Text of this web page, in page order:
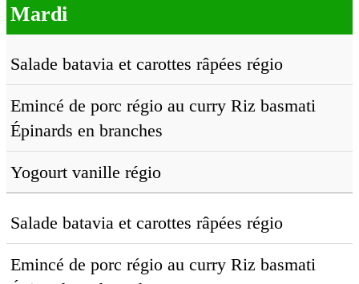
Mardi
Salade batavia et carottes râpées régio
Emincé de porc régio au curry Riz basmati
Épinards en branches
Yogourt vanille régio
Salade batavia et carottes râpées régio
Emincé de porc régio au curry Riz basmati